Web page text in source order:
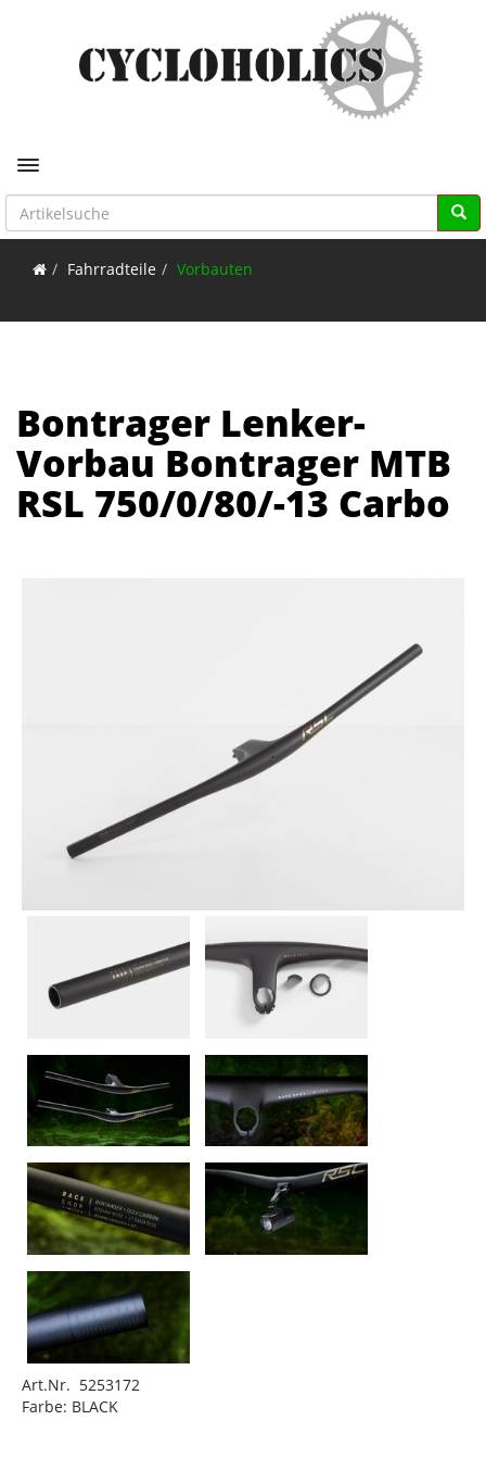
Toggle navigation
Fahrradteile Vorbauten
Bontrager Lenker-
Vorbau Bontrager MTB
RSL 750/0/80/-13 Carbo
Art.Nr. 5253172
Farbe: BLACK